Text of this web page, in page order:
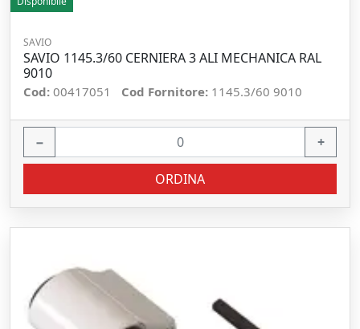
SAVIO
SAVIO 1145.3/60 CERNIERA 3 ALI MECHANICA RAL
9010
Cod: 00417051 Cod Fornitore: 1145.3/60 9010
− +
ORDINA